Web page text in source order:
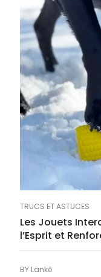
TRUCS ET ASTUCES
Les Jouets
l’Esprit et
BY Länkē